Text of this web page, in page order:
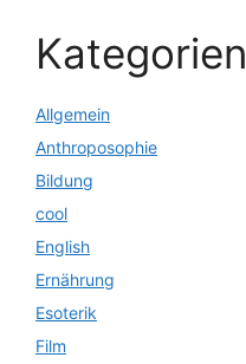
Kategorien
Allgemein
Anthroposophie
Bildung
cool
English
Ernährung
Esoterik
Film